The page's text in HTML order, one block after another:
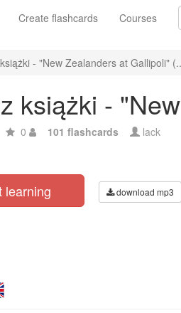
Create flashcards Courses
- "New Zealanders at Gallipoli"
książki -
0 101 flashcards lack
download mp3